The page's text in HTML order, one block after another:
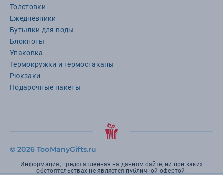
Толстовки
Ежедневники
Бутылки для воды
Блокноты
Упаковка
Термокружки и термостаканы
Рюкзаки
Подарочные пакеты
© 2026 TooManyGifts.ru
Информация, представленная на данном сайте, ни при каких
обстоятельствах не является публичной офертой.